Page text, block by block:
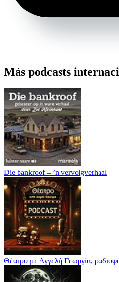
Más podcasts
Die bankroof – ’n vervolgverhaal
Θέατρο με Αγγελή Γεωργία,